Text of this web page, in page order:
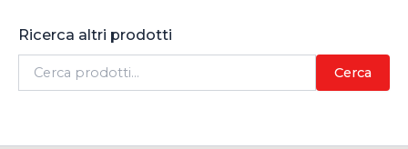
Ricerca altri prodotti
Cerca